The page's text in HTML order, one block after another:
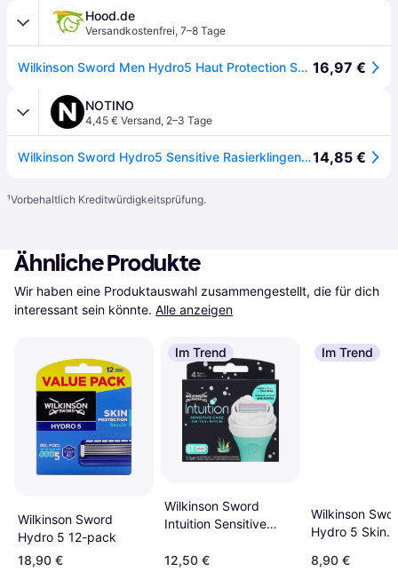
Hood.de
Versandkostenfrei, 7–8 Tage
Wilkinson Sword Men Hydro5 Haut Protection Sensitive Ersatz-Rasierklingen 4 Stk 16,97 €
NOTINO
4,45 € Versand, 2–3 Tage
Wilkinson Sword Hydro5 Sensitive Rasierklingen 4 St.14,85 €
¹Vorbehaltlich Kreditwürdigkeitsprüfung.
Ähnliche Produkte
Wir haben eine Produktauswahl zusammengestellt, die für dich
interessant sein könnte. Alle anzeigen
Wilkinson Sword
Hydro 5 12-pack
18,90 €
Im Trend
Wilkinson Sword
Intuition Sensitive
12,50 €
Im Trend
Wilkinson
Hydro 5 Skin
8,90 €